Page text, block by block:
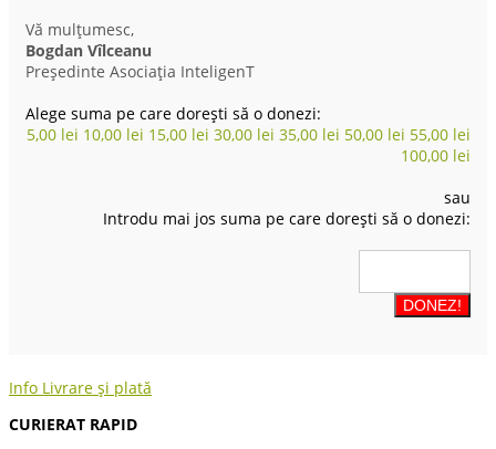
Vă mulțumesc,
Bogdan Vîlceanu
Președinte Asociația InteligenT
Alege suma pe care dorești să o donezi:
5,00 lei 10,00 lei 15,00 lei 30,00 lei 35,00 lei 50,00 lei 55,00 lei
100,00 lei
sau
Introdu mai jos suma pe care dorești să o donezi:
Info Livrare și plată
CURIERAT RAPID